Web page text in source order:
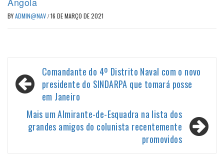
BYADMIN@NAV/16 DE MARÇO DE 2021
Navegação
de
Comandante do 4º Distrito Naval com o novo
presidente do SINDARPA que tomará posse
em Janeiro
Mais um Almirante-de-Esquadra na lista dos
grandes amigos do colunista recentemente
promovidos